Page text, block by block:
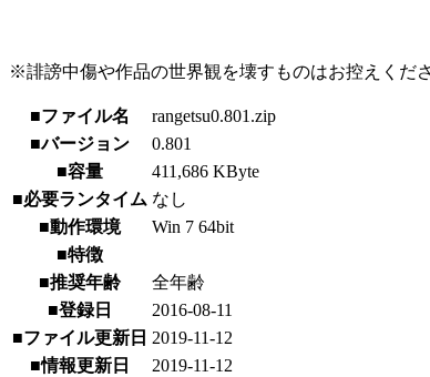
※誹謗中傷や作品の世界観を壊すものはお控えくだ
■ファイル名
rangetsu0.801.zip
■バージョン
0.801
■容量
411,686 KByte
■必要ランタイム なし
■動作環境
Win 7 64bit
■特徴
■推奨年齢
全年齢
■登録日
2016-08-11
■ファイル更新日 2019-11-12
■情報更新日
2019-11-12